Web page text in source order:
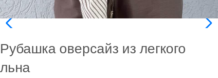
Рубашка оверсайз из легкого
льна